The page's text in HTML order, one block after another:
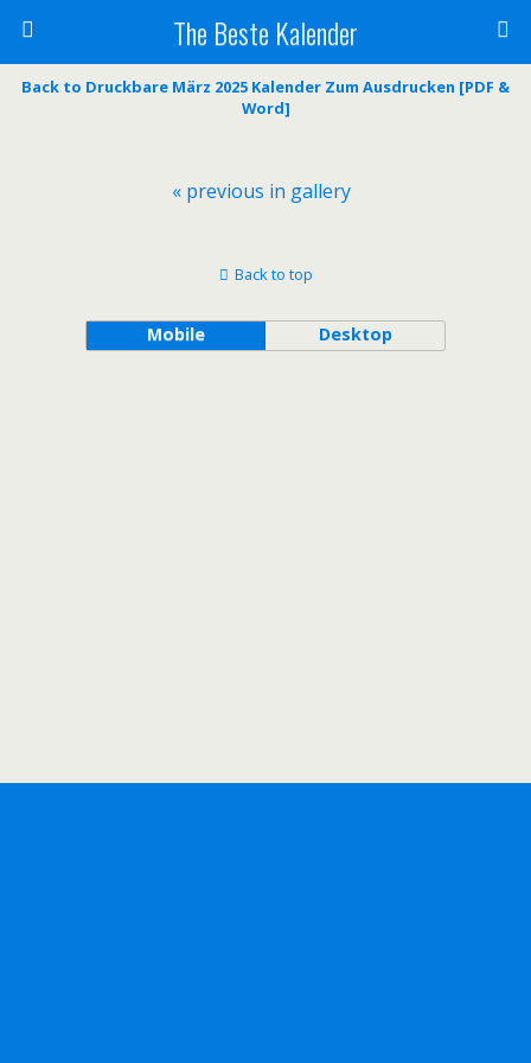
The Beste Kalender
Back to Druckbare März 2025 Kalender Zum Ausdrucken [PDF &
Word]
« previous in gallery
Back to top
Mobile Desktop